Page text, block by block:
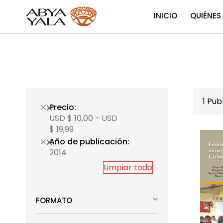
INICIO
1
Precio
USD $ 10,00 - USD
$ 19,99
Año de publicación
2014
Limpiar todo
FORMATO